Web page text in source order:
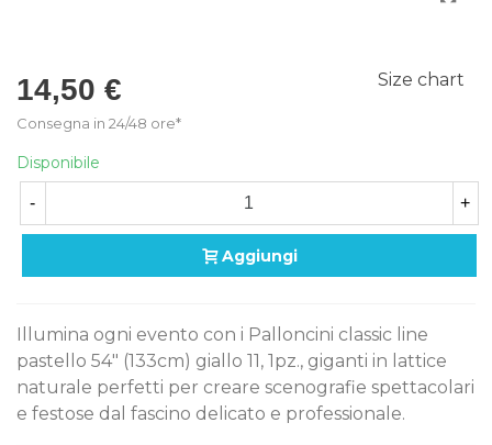
14,50 €
Consegna in 24/48 ore*
Size chart
Disponibile
- +
Aggiungi
Illumina ogni evento con i Palloncini classic line
pastello 54" (133cm) giallo 11, 1pz., giganti in lattice
naturale perfetti per creare scenografie spettacolari
e festose dal fascino delicato e professionale.